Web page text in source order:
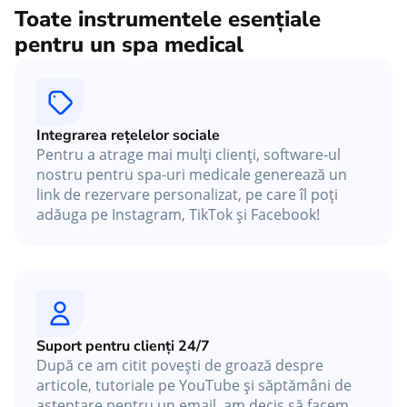
Toate instrumentele esențiale
pentru un spa medical
Integrarea rețelelor sociale
Pentru a atrage mai mulți clienți, software-ul
nostru pentru spa-uri medicale generează un
link de rezervare personalizat, pe care îl poți
adăuga pe Instagram, TikTok și Facebook!
Suport pentru clienți 24/7
După ce am citit povești de groază despre
articole, tutoriale pe YouTube și săptămâni de